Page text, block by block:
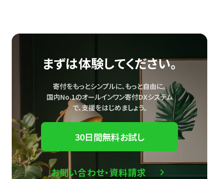
まずは体験してください。
寄付をもっとシンプルに、もっと自由に。
国内No.1のオールインワン寄付DXシステム
で、支援をはじめましょう。
30日間無料お試し
お問い合わせ・資料請求